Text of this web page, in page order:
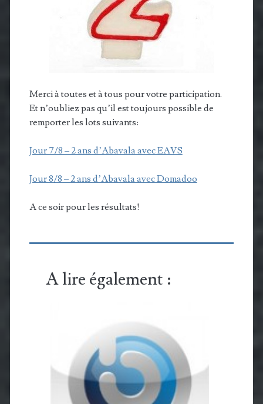
Merci à toutes et à tous pour votre participation.
Et n’oubliez pas qu’il est toujours possible de
remporter les lots suivants:
Jour 7/8 – 2 ans d’Abavala avec EAVS
Jour 8/8 – 2 ans d’Abavala avec Domadoo
A ce soir pour les résultats!
A lire également :